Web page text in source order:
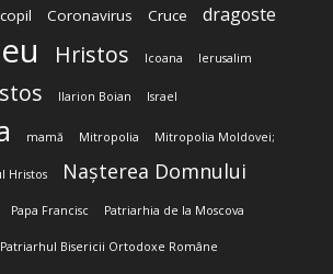
copil Coronavirus Cruce dragoste
Hristos Icoana Ierusalim
Ilarion Boian Israel
mamă Mitropolia Mitropolia Moldovei;
Hristos Nașterea Domnului
Papa Francisc Patriarhia de la Moscova
Patriarhul Bisericii Ortodoxe Române